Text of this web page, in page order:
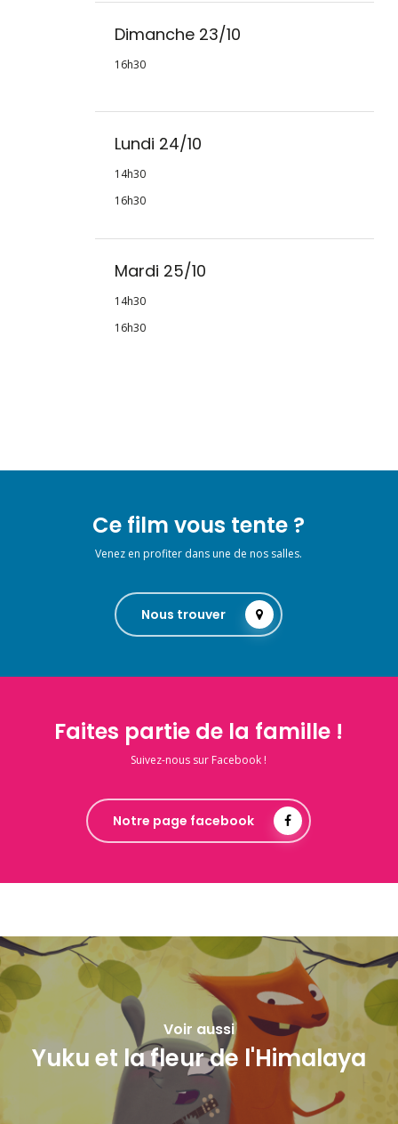
Dimanche 23/10
16h30
Lundi 24/10
14h30
16h30
Mardi 25/10
14h30
16h30
Ce film vous tente ?
Venez en profiter dans une de nos salles.
Nous trouver
Faites partie de la famille !
Suivez-nous sur Facebook !
Notre page facebook
Voir aussi
Yuku et la fleur de l'Himalaya